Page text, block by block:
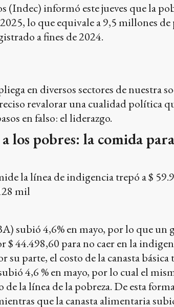
informó este jueves que la
lo que equivale a 9,5 millones de
a fines de 2024.
en diversos sectores de nuestra
revalorar una cualidad política
en falso: el liderazgo.
los pobres: la comida
la línea de indigencia trepó a $
mil
subió 4,6% en mayo, por lo que
$ 44.498,60 para no caer en la
su parte, el costo de la canasta
4,6 % en mayo, por lo cual el
la línea de la pobreza. De esta
que la canasta alimentaria